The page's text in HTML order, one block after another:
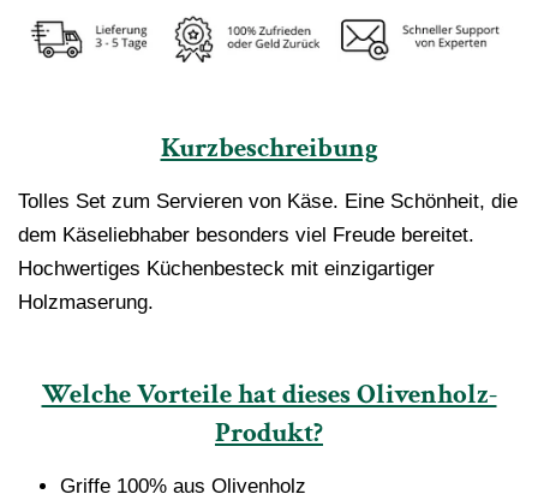
Kurzbeschreibung
Tolles Set zum Servieren von Käse. Eine Schönheit, die
dem Käseliebhaber besonders viel Freude bereitet.
Hochwertiges Küchenbesteck mit einzigartiger
Holzmaserung.
Welche Vorteile hat dieses Olivenholz-
Produkt?
Griffe 100% aus Olivenholz